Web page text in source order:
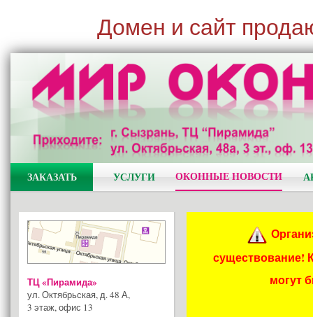
Домен и сайт
ЗАКАЗАТЬ УСЛУГИ ОКОННЫЕ НОВОСТИ
ТЦ «Пирамида»
ул. Октябрьская, д. 48 А,
3 этаж, офис 13
существование!
могут